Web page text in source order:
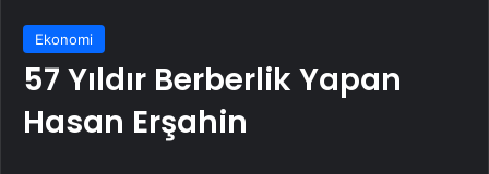
Ekonomi
57 Yıldır Berberlik Yapan
Hasan Erşahin